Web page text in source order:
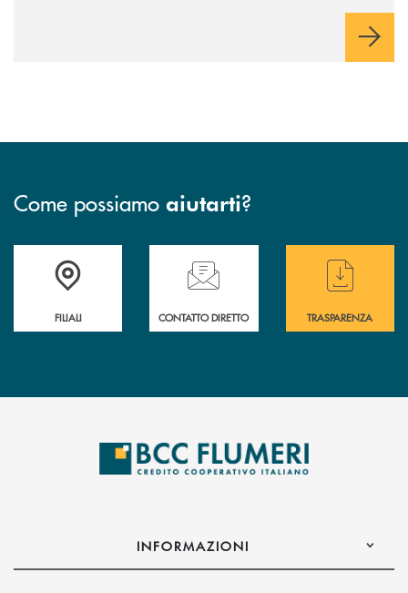
Come possiamo aiutarti?
Trova la filiale più vicina a te
FILIALI
Hai bisogno di assistenza immediata ?
CONTATTO DIRETTO
Hai bisogno di
TRASPARENZA
INFORMAZIONI